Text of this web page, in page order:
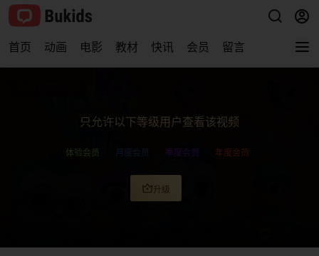
首页 动画 电影 教材 快讯 会员 留言
只允许以下等级用户查看该视频
体验会员 月度会员 季度会员 年度会员
升级